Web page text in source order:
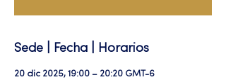
Sede | Fecha | Horarios
20 dic 2025, 19:00 – 20:20 GMT-6